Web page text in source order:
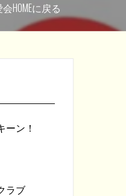
HOMEに戻る
ーン！
ラブ